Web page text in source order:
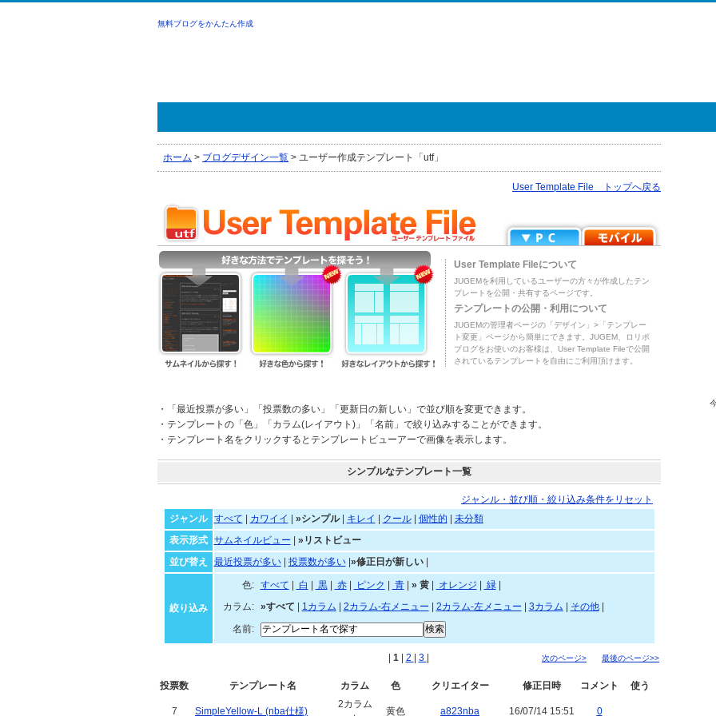
無料ブログをかんたん作成
ホーム > ブログデザイン一覧 > ユーザー作成テンプレート「utf」
User Template File トップへ戻る
User Template Fileについて
JUGEMを利用しているユーザーの方々が作成したテン
プレートを公開・共有するページです。
テンプレートの公開・利用について
JUGEMの管理者ページの「デザイン」>「テンプレー
ト変更」ページから簡単にできます。JUGEM、ロリポ
ブログをお使いのお客様は、User Template Fileで公開
されているテンプレートを自由にご利用頂けます。
・「最近投票が多い」「投票数の多い」「更新日の新しい」で並び順を変更できます。
・テンプレートの「色」「カラム(レイアウト)」「名前」で絞り込みすることができます。
・テンプレート名をクリックするとテンプレートビューアーで画像を表示します。
シンプルなテンプレート一覧
ジャンル・並び順・絞り込み条件をリセット
ジャンル
すべて カワイイ »シンプル| キレイ クール| 個性的
未分類
表示形式
サムネイルビュー
»リストビュー
並び替え
最近投票が多い| 投票数が多い| »修正日が新しい|
絞り込み
色: すべて 白 黒| 赤| ピンク 青| » 黄| オレンジ 緑|
カラム:
»すべて 1カラム 2カラム-右メニュー 2カラム-左メニュー 3カラム その他|
名前:
1 2 3 次のページ> 最後のページ>>
投票数 テンプレート名 カラム 色 クリエイター 修正日時 コメント 使う
7 SimpleYellow-L (nba仕様)
2カラム
黄色 a823nba 16/07/14 15:51 0